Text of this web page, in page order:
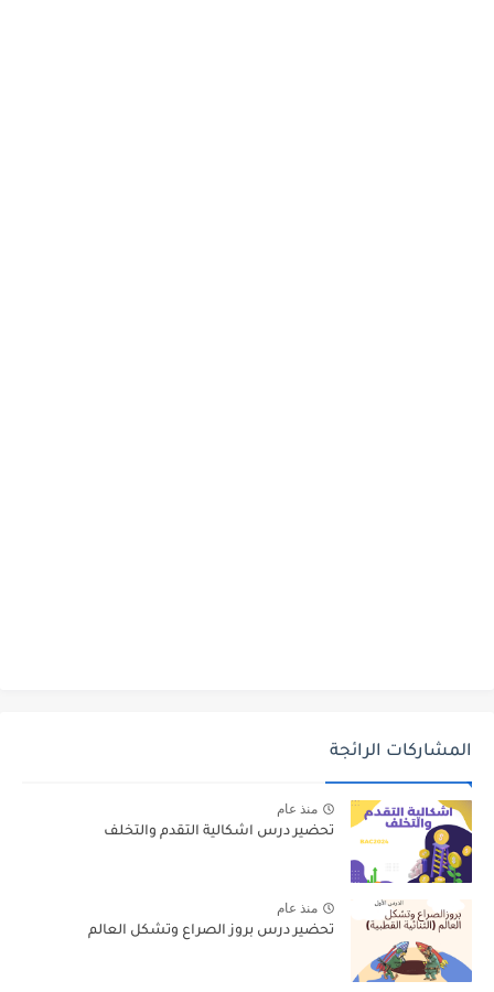
المشاركات الرائجة
منذ عام
تحضير درس اشكالية التقدم والتخلف
منذ عام
تحضير درس بروز الصراع وتشكل العالم